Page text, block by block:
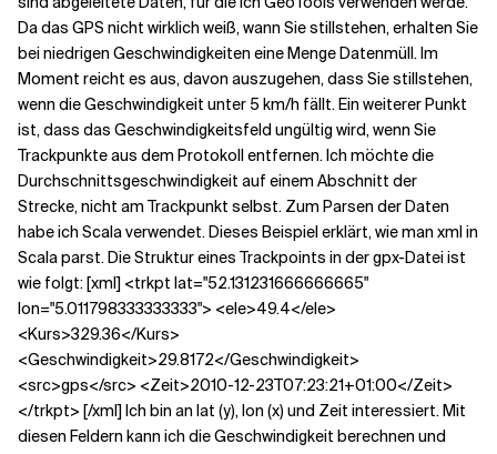
Da das GPS nicht wirklich weiß, wann Sie stillstehen, erhalten Sie
bei niedrigen Geschwindigkeiten eine Menge Datenmüll. Im
Moment reicht es aus, davon auszugehen, dass Sie stillstehen,
wenn die Geschwindigkeit unter 5 km/h fällt. Ein weiterer Punkt
ist, dass das Geschwindigkeitsfeld ungültig wird, wenn Sie
Trackpunkte aus dem Protokoll entfernen. Ich möchte die
Durchschnittsgeschwindigkeit auf einem Abschnitt der
Strecke, nicht am Trackpunkt selbst. Zum Parsen der Daten
habe ich Scala verwendet. Dieses Beispiel erklärt, wie man xml in
Scala parst. Die Struktur eines Trackpoints in der gpx-Datei ist
wie folgt: [xml] <trkpt lat="52.131231666666665"
lon="5.011798333333333"> <ele>49.4</ele>
<Kurs>329.36</Kurs>
<Geschwindigkeit>29.8172</Geschwindigkeit>
<src>gps</src> <Zeit>2010-12-23T07:23:21+01:00</Zeit>
</trkpt> [/xml] Ich bin an lat (y), lon (x) und Zeit interessiert. Mit
diesen Feldern kann ich die Geschwindigkeit berechnen und